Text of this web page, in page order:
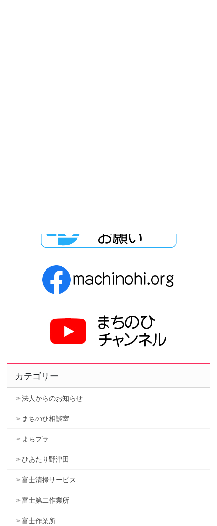
カテゴリー
法人からのお知らせ
まちのひ相談室
まちプラ
ひあたり野津田
富士清掃サービス
富士第二作業所
富士作業所